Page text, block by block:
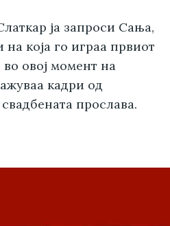
ја запроси Сања,
која го играа првиот
во овој момент на
кадри од
прослава.